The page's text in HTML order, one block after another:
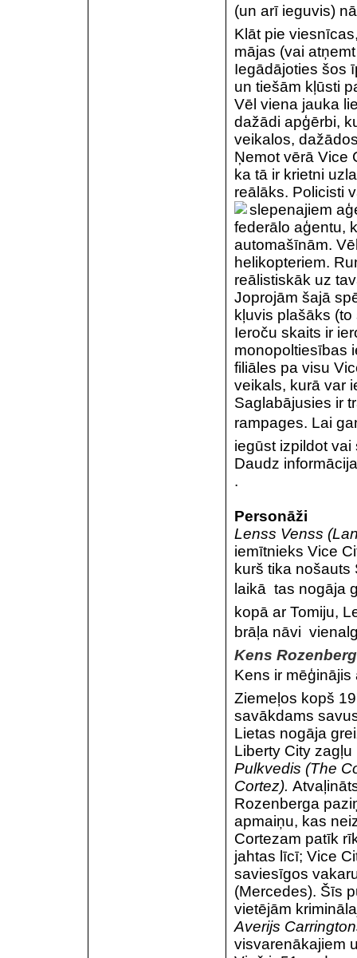
(un arī ieguvis)
Klāt pie
mājas (vai
Iegādājoties šos
un tiešām kļūsti
Vēl viena jauka
dažādi apģērbi,
veikalos,
Ņemot vērā Vice
ka tā ir krietni
reālāks. Policisti
slepenajiem
federālo aģentu,
automašīnām.
helikopteriem.
reālistiskāk uz
Joprojām šajā
kļuvis plašāks
Ieroču skaits ir
monopoltiesības
filiāles pa visu
veikals, kurā var
Saglabājusies ir
rampages. Lai
iegūst izpildot
Daudz
.
Personāži
Lenss Venss
iemītnieks Vice
kurš tika nošauts
laikā  tas
kopā ar Tomiju,
brāļa nāvi 
Kens
Kens ir mēģinājis
Ziemeļos kopš
savākdams
Lietas nogāja
Liberty City
Pulkvedis (The
Cortez).
Rozenberga
apmaiņu, kas
Cortezam patīk
jahtas līcī; Vice
saviesīgos
(Mercedes). Šīs
vietējām
Averijs
visvarenākajiem